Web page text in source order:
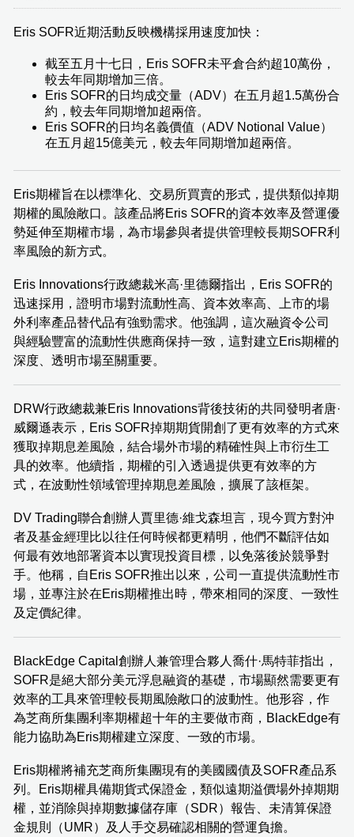
Eris SOFR近期活動反映機構採用速度加快：
截至五月十七日，Eris SOFR未平倉合約超10萬份，
較去年同期增加三倍。
Eris SOFR的日均成交量（ADV）在五月超1.5萬份合
約，較去年同期增加超兩倍。
Eris SOFR的日均名義價值（ADV Notional Value）
在五月超15億美元，較去年同期增加超兩倍。
Eris期權旨在以標準化、交易所買賣的形式，提供類似掉期
期權的風險敞口。該產品將Eris SOFR的資本效率及營運優
勢延伸至期權市場，為市場參與者提供管理較長期SOFR利
率風險的新方式。
Eris Innovations行政總裁米高·里德爾指出，Eris SOFR的
迅速採用，證明市場對流動性高、資本效率高、上市的場
外利率產品替代品有強勁需求。他強調，這次融資令公司
與經驗豐富的流動性供應商保持一致，這對建立Eris期權的
深度、透明市場至關重要。
DRW行政總裁兼Eris Innovations背後技術的共同發明者唐·
威爾遜表示，Eris SOFR掉期期貨開創了更有效率的方式來
獲取掉期息差風險，結合場外市場的精確性與上市衍生工
具的效率。他續指，期權的引入透過提供更有效率的方
式，在波動性領域管理掉期息差風險，擴展了該框架。
DV Trading聯合創辦人賈里德·維戈森坦言，現今買方對沖
者及基金經理比以往任何時候都更精明，他們不斷評估如
何最有效地部署資本以實現投資目標，以免落後於競爭對
手。他稱，自Eris SOFR推出以來，公司一直提供流動性市
場，並專注於在Eris期權推出時，帶來相同的深度、一致性
及定價紀律。
BlackEdge Capital創辦人兼管理合夥人喬什·馬特菲指出，
SOFR是絕大部分美元浮息融資的基礎，市場顯然需要更有
效率的工具來管理較長期風險敞口的波動性。他形容，作
為芝商所集團利率期權超十年的主要做市商，BlackEdge有
能力協助為Eris期權建立深度、一致的市場。
Eris期權將補充芝商所集團現有的美國國債及SOFR產品系
列。Eris期權具備期貨式保證金，類似遠期溢價場外掉期期
權，並消除與掉期數據儲存庫（SDR）報告、未清算保證
金規則（UMR）及人手交易確認相關的營運負擔。